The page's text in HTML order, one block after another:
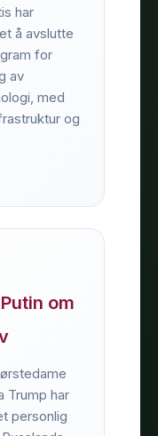
har
å avslutte
for
av
med
og
om
Trump har
personlig